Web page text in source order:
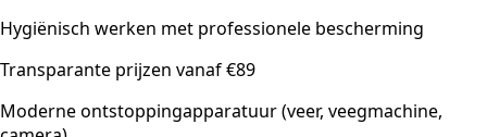
Hygiënisch werken met professionele bescherming
Transparante prijzen vanaf €89
Moderne ontstoppingapparatuur (veer, veegmachine,